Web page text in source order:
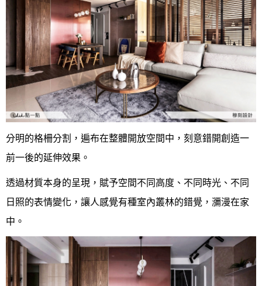
分明的格柵分割，遍布在整體開放空間中，刻意錯開創造一
前一後的延伸效果。
透過材質本身的呈現，賦予空間不同高度、不同時光、不同
日照的表情變化，讓人感覺有種室內叢林的錯覺，瀰漫在家
中。